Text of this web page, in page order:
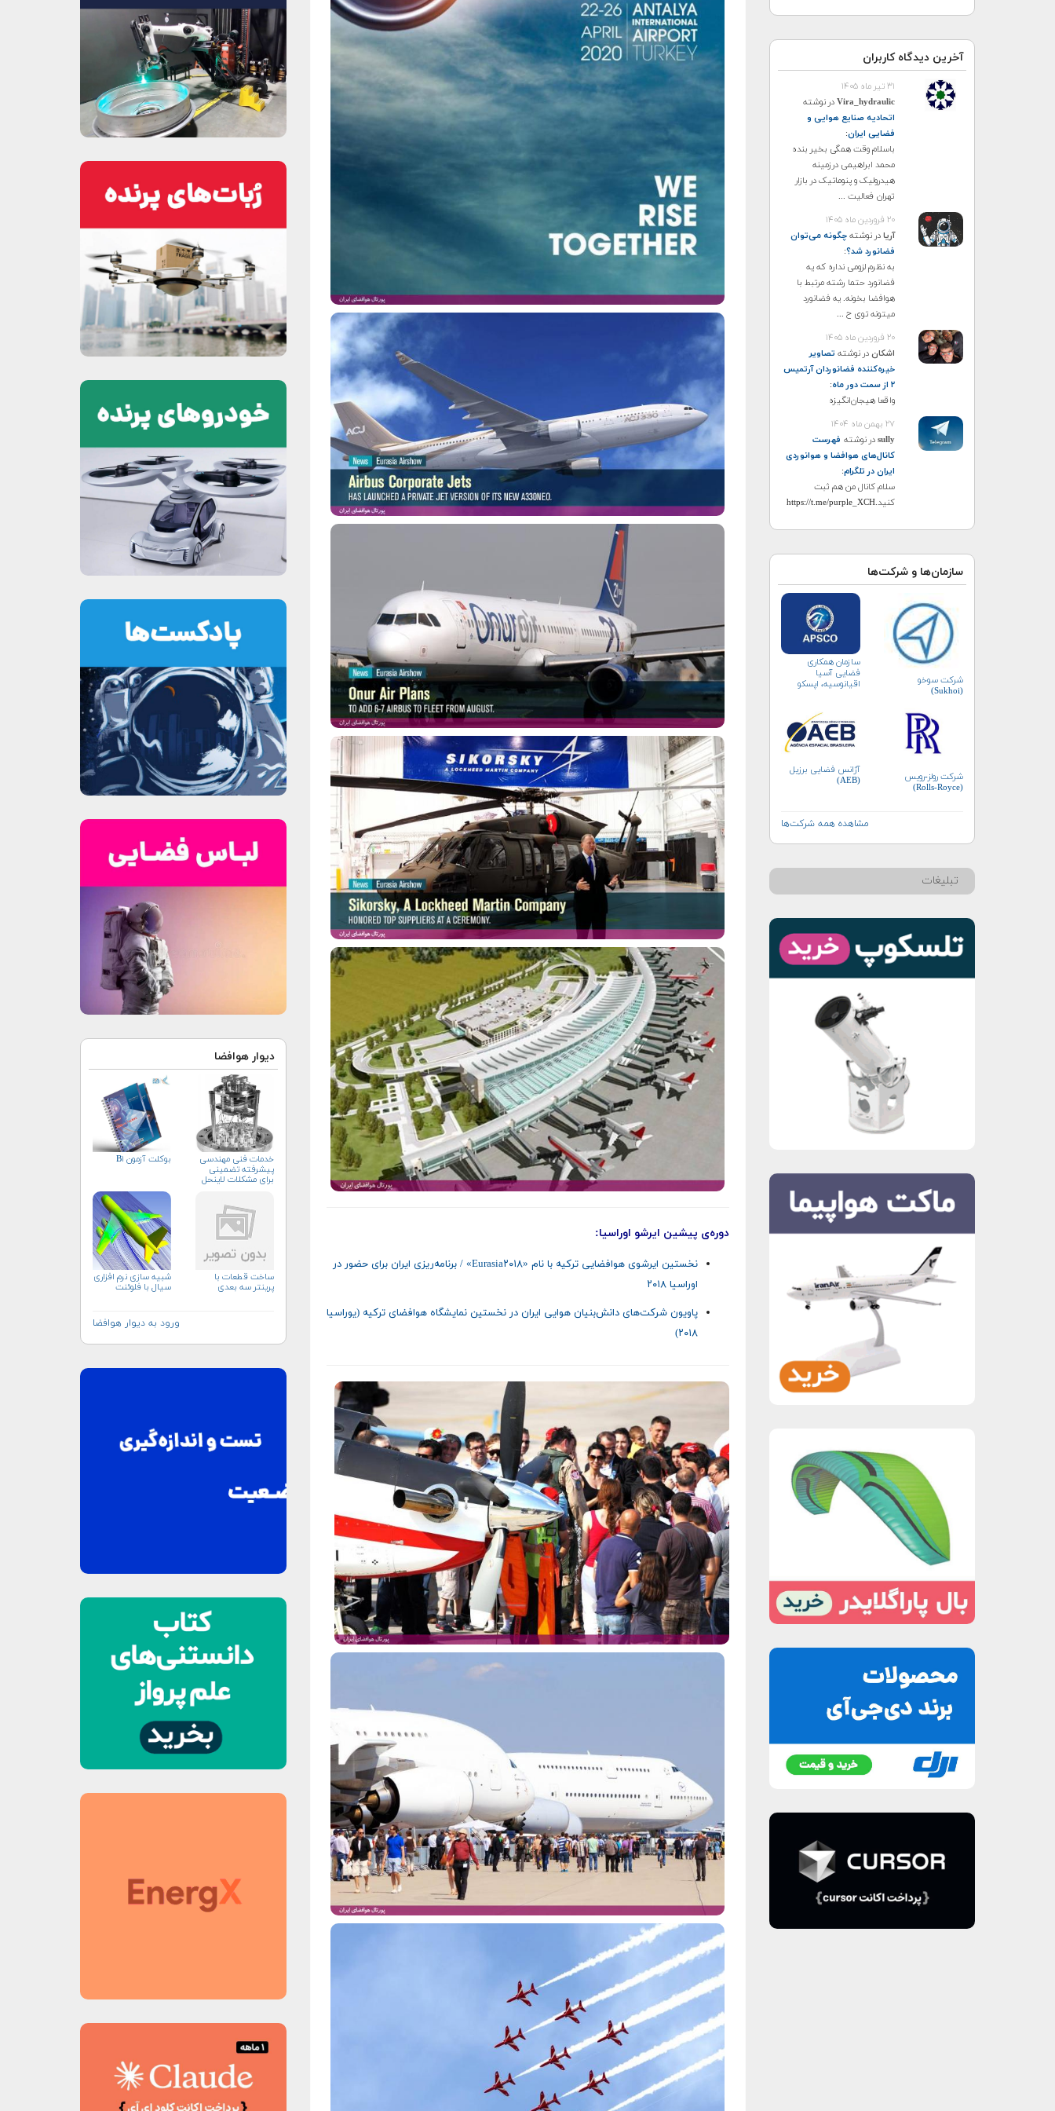
آخرین دیدگاه کاربران
۳۱ تیر ماه ۱۴۰۵
Vira_hydraulicدر نوشته
اتحادیه صنایع هوایی و
فضایی ایران:
باسلام وقت همگی بخیر بنده
محمد ابراهیمی درزمینه
هیدرولیک و پنوماتیک در بازار
تهران فعالیت ...
۲۰ فروردین ماه ۱۴۰۵
آریادر نوشتهچگونه می‌توان
فضانورد شد؟:
به نظرم لزومی نداره که یه
فضانورد حتما رشته مرتبط با
هوافضا بخونه. یه فضانورد
میتونه توی ح ...
۲۰ فروردین ماه ۱۴۰۵
اشکاندر نوشته تصاویر
خیره‌کننده فضانوردان آرتمیس
۲ از سمت دور ماه
:
واقعا هیجان‌انگیزه
۲۷ بهمن ماه ۱۴۰۴
sullyدر نوشته فهرست
کانال‌های هوافضا و هوانوردی
ایران در تلگرام:
سلام کانال من هم ثبت
کنید.https://t.me/purple_XCH
سازمان‌ها و شرکت‌ها
شرکت سوخو
(Sukhoi)
سازمان همکاری
فضایی آسیا
اقیانوسیه، اپسکو
شرکت رولز-رویس
(Rolls-Royce)
آژانس فضایی برزیل
(AEB)
مشاهده همه شرکت‌ها
تبلیغات
دوره‌ی پیشین ایرشو اوراسیا:
نخستین ایرشوی هوافضایی ترکیه با نام «Eurasia۲۰۱۸» / برنامه‌ریزی ایران برای حضور در
اوراسیا ۲۰۱۸
پاویون شرکت‌های دانش‌بنیان هوایی ایران در نخستین نمایشگاه هوافضای ترکیه (یوراسیا
۲۰۱۸)
دیوار هوافضا
خدمات فنی مهندسی
پیشرفته تضمینی
برای مشکلات لاینحل
بوکلت آزمون B۱
ساخت قطعات با
پرینتر سه بعدی
شبیه سازی نرم افزاری
سیال با فلوئنت
ورود به دیوار هوافضا